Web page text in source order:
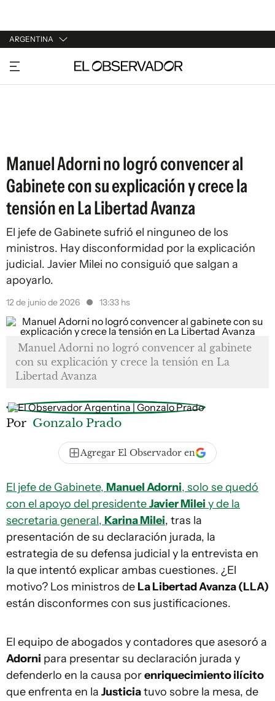
ARGENTINA
URUGUAY
ARGENTINA
Manuel Adorni no logró convencer al
Gabinete con su explicación y crece la
tensión en La Libertad Avanza
El jefe de Gabinete sufrió el ninguneo de los
ministros. Hay disconformidad por la explicación
judicial. Javier Milei no consiguió que salgan a
apoyarlo.
12 de junio de 2026 13:33 hs
Manuel Adorni no logró convencer al gabinete
con su explicación y crece la tensión en La
Libertad Avanza
Por Gonzalo Prado
Agregar El Observador en
El jefe de Gabinete, Manuel Adorni, solo se quedó
con el apoyo del presidenteJavier Milei y de la
secretaria general, Karina Milei, tras la
presentación de su declaración jurada, la
estrategia de su defensa judicial y la entrevista en
la que intentó explicar ambas cuestiones. ¿El
motivo? Los ministros de La Libertad Avanza (LLA)
están disconformes con sus justificaciones.
El equipo de abogados y contadores que asesoró a
Adorni para presentar su declaración jurada y
defenderlo en la causa porenriquecimiento ilícito
que enfrenta en la Justiciatuvo sobre la mesa, de